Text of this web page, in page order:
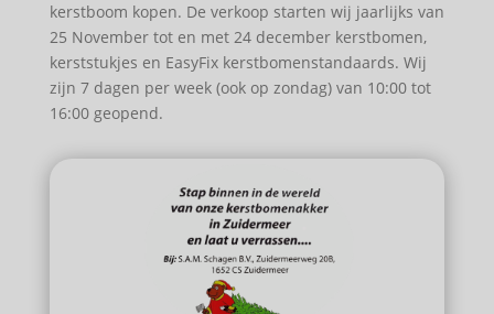
kerstboom kopen. De verkoop starten wij jaarlijks van
25 November tot en met 24 december kerstbomen,
kerststukjes en EasyFix kerstbomenstandaards. Wij
zijn 7 dagen per week (ook op zondag) van 10:00 tot
16:00 geopend.